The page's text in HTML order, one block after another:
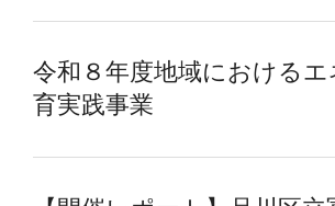
令和８年度地域における
育実践事業